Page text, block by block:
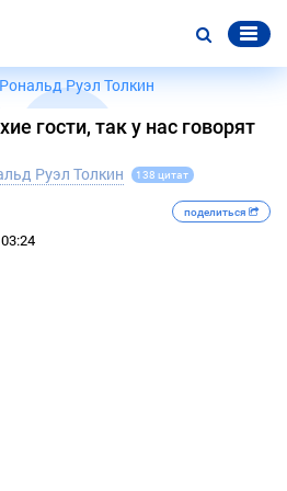
Руэл Толкин
гости, так у нас говорят
Руэл Толкин 138 цитат
поделиться